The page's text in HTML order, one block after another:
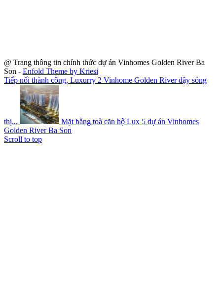
@ Trang thông tin chính thức dự án Vinhomes Golden River Ba
Son - Enfold Theme by Kriesi
Tiếp nối thành công, Luxurry 2 Vinhome Golden River dậy sóng
thị...
Mặt bằng toà căn hộ Lux 5 dự án Vinhomes
Golden River Ba Son
Scroll to top